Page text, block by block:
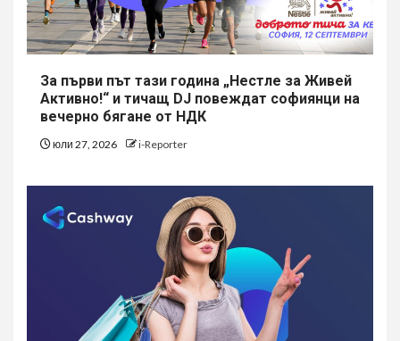
За първи път тази година „Нестле за Живей
Активно!“ и тичащ DJ повеждат софиянци на
вечерно бягане от НДК
юли 27, 2026 i-Reporter